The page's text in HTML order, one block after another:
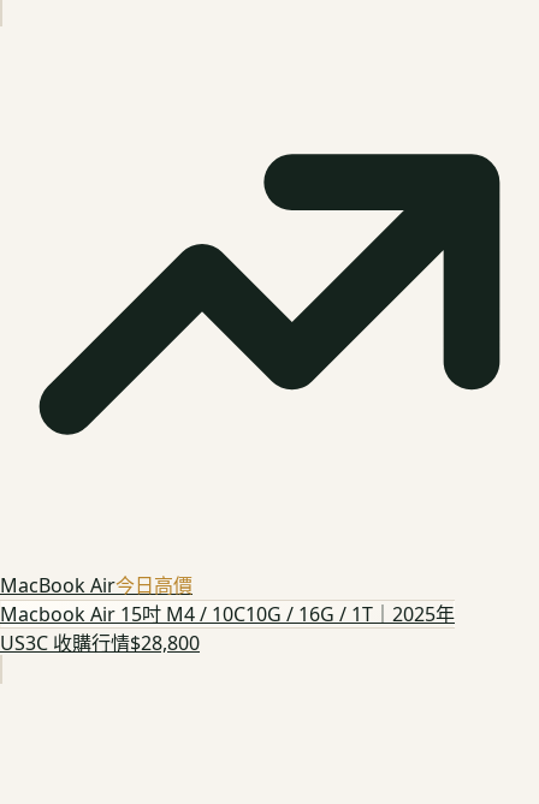
MacBook Air今日高價
Macbook Air 15吋 M4 / 10C10G / 16G / 1T｜2025年
US3C 收購行情$28,800